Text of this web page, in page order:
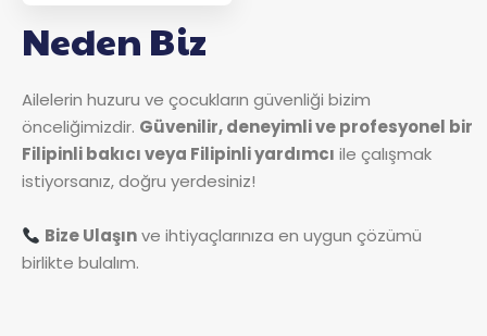
Neden Biz
Ailelerin huzuru ve çocukların güvenliği bizim
önceliğimizdir. Güvenilir, deneyimli ve profesyonel bir
Filipinli bakıcı veya Filipinli yardımcı ile çalışmak
istiyorsanız, doğru yerdesiniz!
Bize Ulaşınve ihtiyaçlarınıza en uygun çözümü
birlikte bulalım.